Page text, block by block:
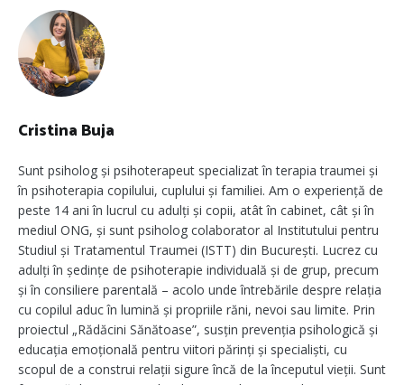
Cristina Buja
Sunt psiholog și psihoterapeut specializat în terapia traumei și
în psihoterapia copilului, cuplului și familiei. Am o experiență de
peste 14 ani în lucrul cu adulți și copii, atât în cabinet, cât și în
mediul ONG, și sunt psiholog colaborator al Institutului pentru
Studiul și Tratamentul Traumei (ISTT) din București. Lucrez cu
adulți în ședințe de psihoterapie individuală și de grup, precum
și în consiliere parentală – acolo unde întrebările despre relația
cu copilul aduc în lumină și propriile răni, nevoi sau limite. Prin
proiectul „Rădăcini Sănătoase”, susțin prevenția psihologică și
educația emoțională pentru viitori părinți și specialiști, cu
scopul de a construi relații sigure încă de la începutul vieții. Sunt